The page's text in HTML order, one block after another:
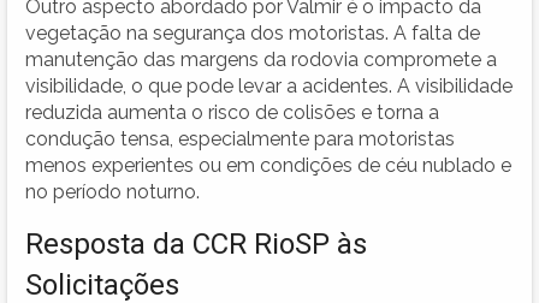
Outro aspecto abordado por Valmir é o impacto da
vegetação na segurança dos motoristas. A falta de
manutenção das margens da rodovia compromete a
visibilidade, o que pode levar a acidentes. A visibilidade
reduzida aumenta o risco de colisões e torna a
condução tensa, especialmente para motoristas
menos experientes ou em condições de céu nublado e
no período noturno.
Resposta da CCR RioSP às
Solicitações